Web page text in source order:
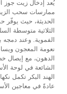
يُعد إدخال زيت جوز
ممارسات سحب الزيت
الحديثة، حيث يوفّر
الثلاثية متوسطة
نعومة المعجون
الدهون، مع إيصال
الشائعة في لوحة
الهند البكر تكمل
عادةً في معاجين